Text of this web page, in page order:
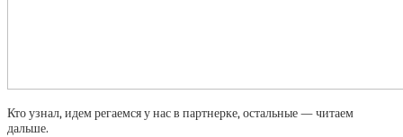
Кто узнал, идем регаемся у нас в партнерке, остальные — читаем
дальше.